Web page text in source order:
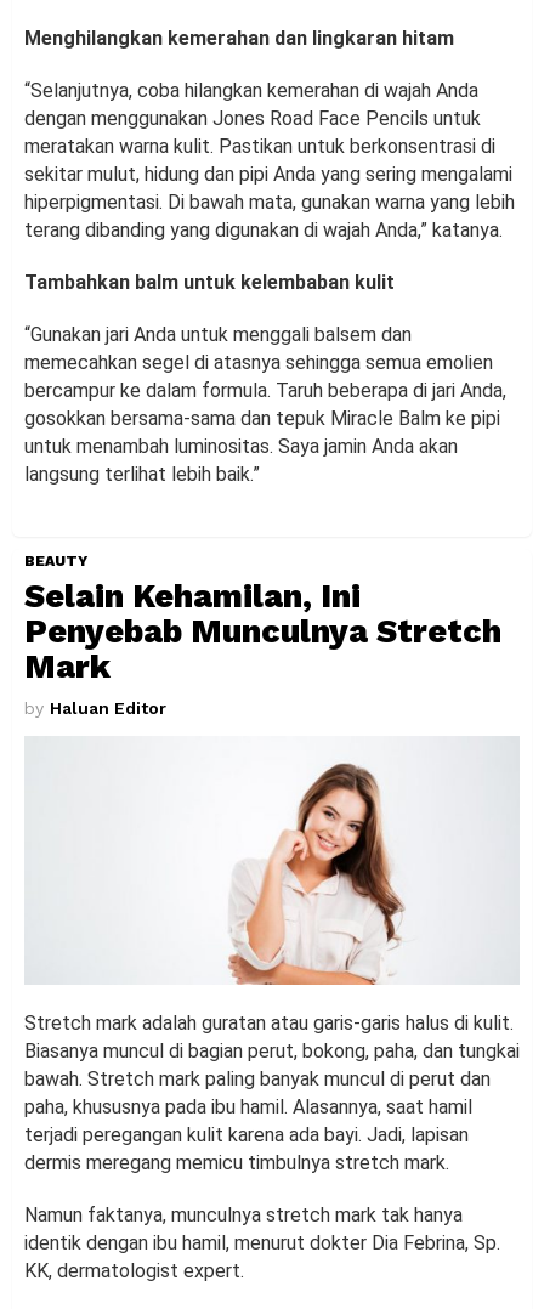
Menghilangkan kemerahan dan lingkaran hitam
“Selanjutnya, coba hilangkan kemerahan di wajah Anda
dengan menggunakan Jones Road Face Pencils untuk
meratakan warna kulit. Pastikan untuk berkonsentrasi di
sekitar mulut, hidung dan pipi Anda yang sering mengalami
hiperpigmentasi. Di bawah mata, gunakan warna yang lebih
terang dibanding yang digunakan di wajah Anda,” katanya.
Tambahkan balm untuk kelembaban kulit
“Gunakan jari Anda untuk menggali balsem dan
memecahkan segel di atasnya sehingga semua emolien
bercampur ke dalam formula. Taruh beberapa di jari Anda,
gosokkan bersama-sama dan tepuk Miracle Balm ke pipi
untuk menambah luminositas. Saya jamin Anda akan
langsung terlihat lebih baik.”
BEAUTY
Selain Kehamilan, Ini
Penyebab Munculnya Stretch
Mark
by Haluan Editor
Stretch mark adalah guratan atau garis-garis halus di kulit.
Biasanya muncul di bagian perut, bokong, paha, dan tungkai
bawah. Stretch mark paling banyak muncul di perut dan
paha, khususnya pada ibu hamil. Alasannya, saat hamil
terjadi peregangan kulit karena ada bayi. Jadi, lapisan
dermis meregang memicu timbulnya stretch mark.
Namun faktanya, munculnya stretch mark tak hanya
identik dengan ibu hamil, menurut dokter Dia Febrina, Sp.
KK, dermatologist expert.